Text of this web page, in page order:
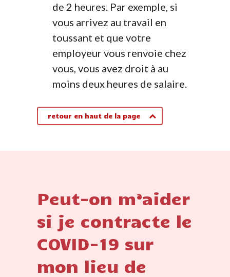
de 2 heures. Par exemple, si
vous arrivez au travail en
toussant et que votre
employeur vous renvoie chez
vous, vous avez droit à au
moins deux heures de salaire.
retour en haut de la page
Peut-on m’aider
si je contracte le
COVID-19 sur
mon lieu de